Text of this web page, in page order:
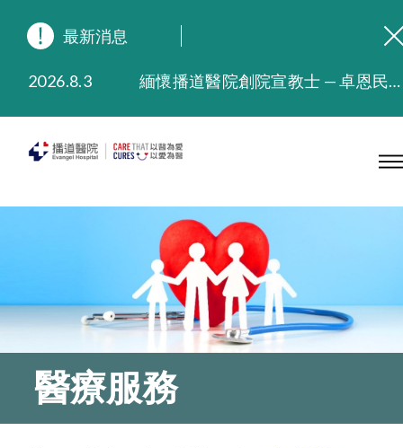
最新消息
2026.3.20
晚間門診服務延長至晚上11時
2025.11.27
播道醫院為大埔火災受災人士提供全額資助情緒支援服務
2025.9.23
2025.8.4
播道醫院體檢服務獲客戶正面評價
醫療服務